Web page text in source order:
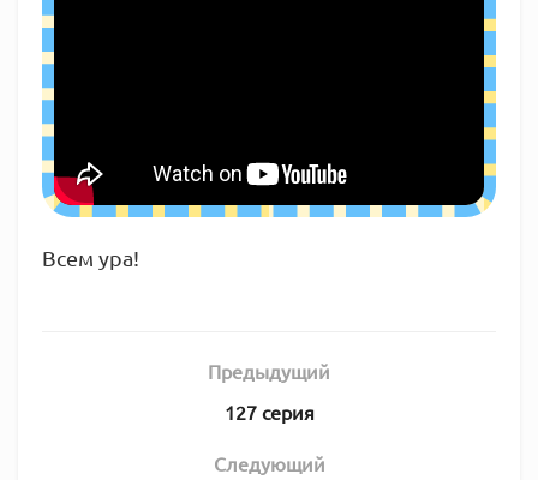
Всем ура!
Предыдущий
127 серия
Следующий